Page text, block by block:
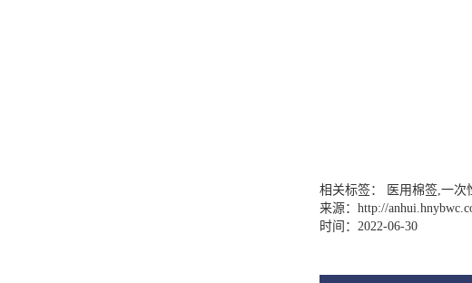
相关标签： 医用棉签,一次
来源： http://
时间：2022-06-30